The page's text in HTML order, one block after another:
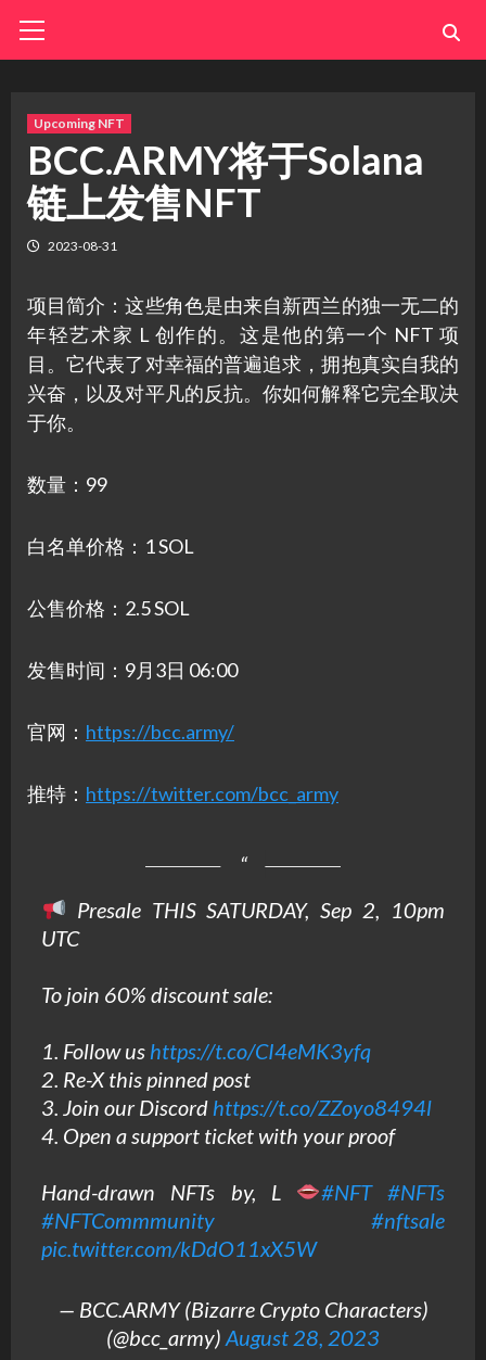
Menu
Upcoming NFT
BCC.ARMY将于Solana
链上发售NFT
2023-08-31
项目简介：这些角色是由来自新西兰的独一无二的
年轻艺术家 L 创作的。这是他的第一个 NFT 项
目。它代表了对幸福的普遍追求，拥抱真实自我的
兴奋，以及对平凡的反抗。你如何解释它完全取决
于你。
数量：99
白名单价格：1 SOL
公售价格：2.5 SOL
发售时间：9月3日 06:00
官网： https://bcc.army/
推特： https://twitter.com/bcc_army
Presale THIS SATURDAY, Sep 2, 10pm
UTC
To join 60% discount sale:
1. Follow us https://t.co/CI4eMK3yfq
2. Re-X this pinned post
3. Join our Discord https://t.co/ZZoyo8494l
4. Open a support ticket with your proof
Hand-drawn NFTs by, L #NFT
#NFTs
#NFTCommmunity
#nftsale
pic.twitter.com/kDdO11xX5W
— BCC.ARMY (Bizarre Crypto Characters)
(@bcc_army) August 28, 2023